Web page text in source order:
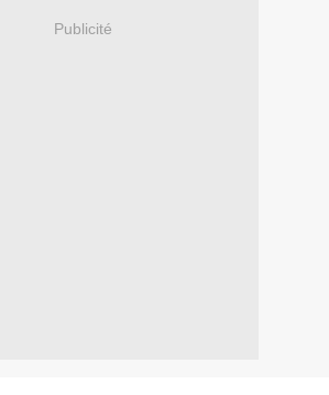
Publicité